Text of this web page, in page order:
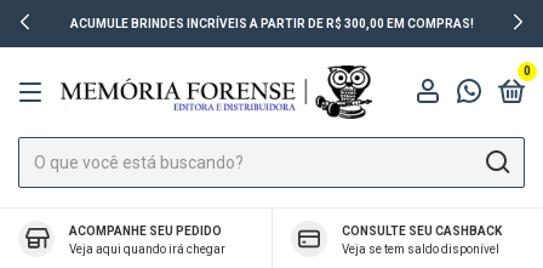
ACUMULE BRINDES INCRÍVEIS A PARTIR DE R$ 300,00 EM COMPRAS!
0
ACOMPANHE SEU PEDIDO
Veja aqui quando irá chegar
CONSULTE SEU CASHBACK
Veja se tem saldo disponível